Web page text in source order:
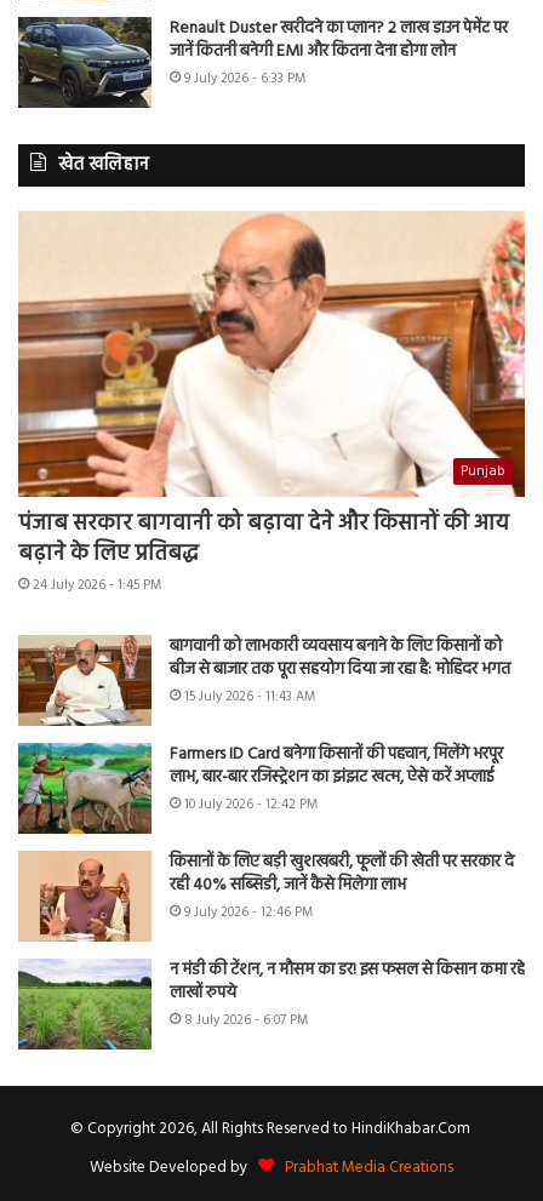
Renault Duster खरीदने का प्लान? 2 लाख डाउन पेमेंट पर
जानें कितनी बनेगी EMI और कितना देना होगा लोन
9 July 2026 - 6:33 PM
खेत खलिहान
Punjab
पंजाब सरकार बागवानी को बढ़ावा देने और किसानों की आय
बढ़ाने के लिए प्रतिबद्ध
24 July 2026 - 1:45 PM
बागवानी को लाभकारी व्यवसाय बनाने के लिए किसानों को
बीज से बाजार तक पूरा सहयोग दिया जा रहा है: मोहिंदर भगत
15 July 2026 - 11:43 AM
Farmers ID Card बनेगा किसानों की पहचान, मिलेंगे भरपूर
लाभ, बार-बार रजिस्ट्रेशन का झंझट खत्म, ऐसे करें अप्लाई
10 July 2026 - 12:42 PM
किसानों के लिए बड़ी खुशखबरी, फूलों की खेती पर सरकार दे
रही 40% सब्सिडी, जानें कैसे मिलेगा लाभ
9 July 2026 - 12:46 PM
न मंडी की टेंशन, न मौसम का डर! इस फसल से किसान कमा रहे
लाखों रुपये
8 July 2026 - 6:07 PM
© Copyright 2026, All Rights Reserved to HindiKhabar.Com
Website Developed by
Prabhat Media Creations